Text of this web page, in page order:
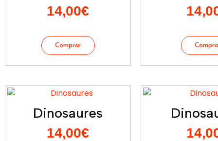
14,00€
Dinosaures
14,00€